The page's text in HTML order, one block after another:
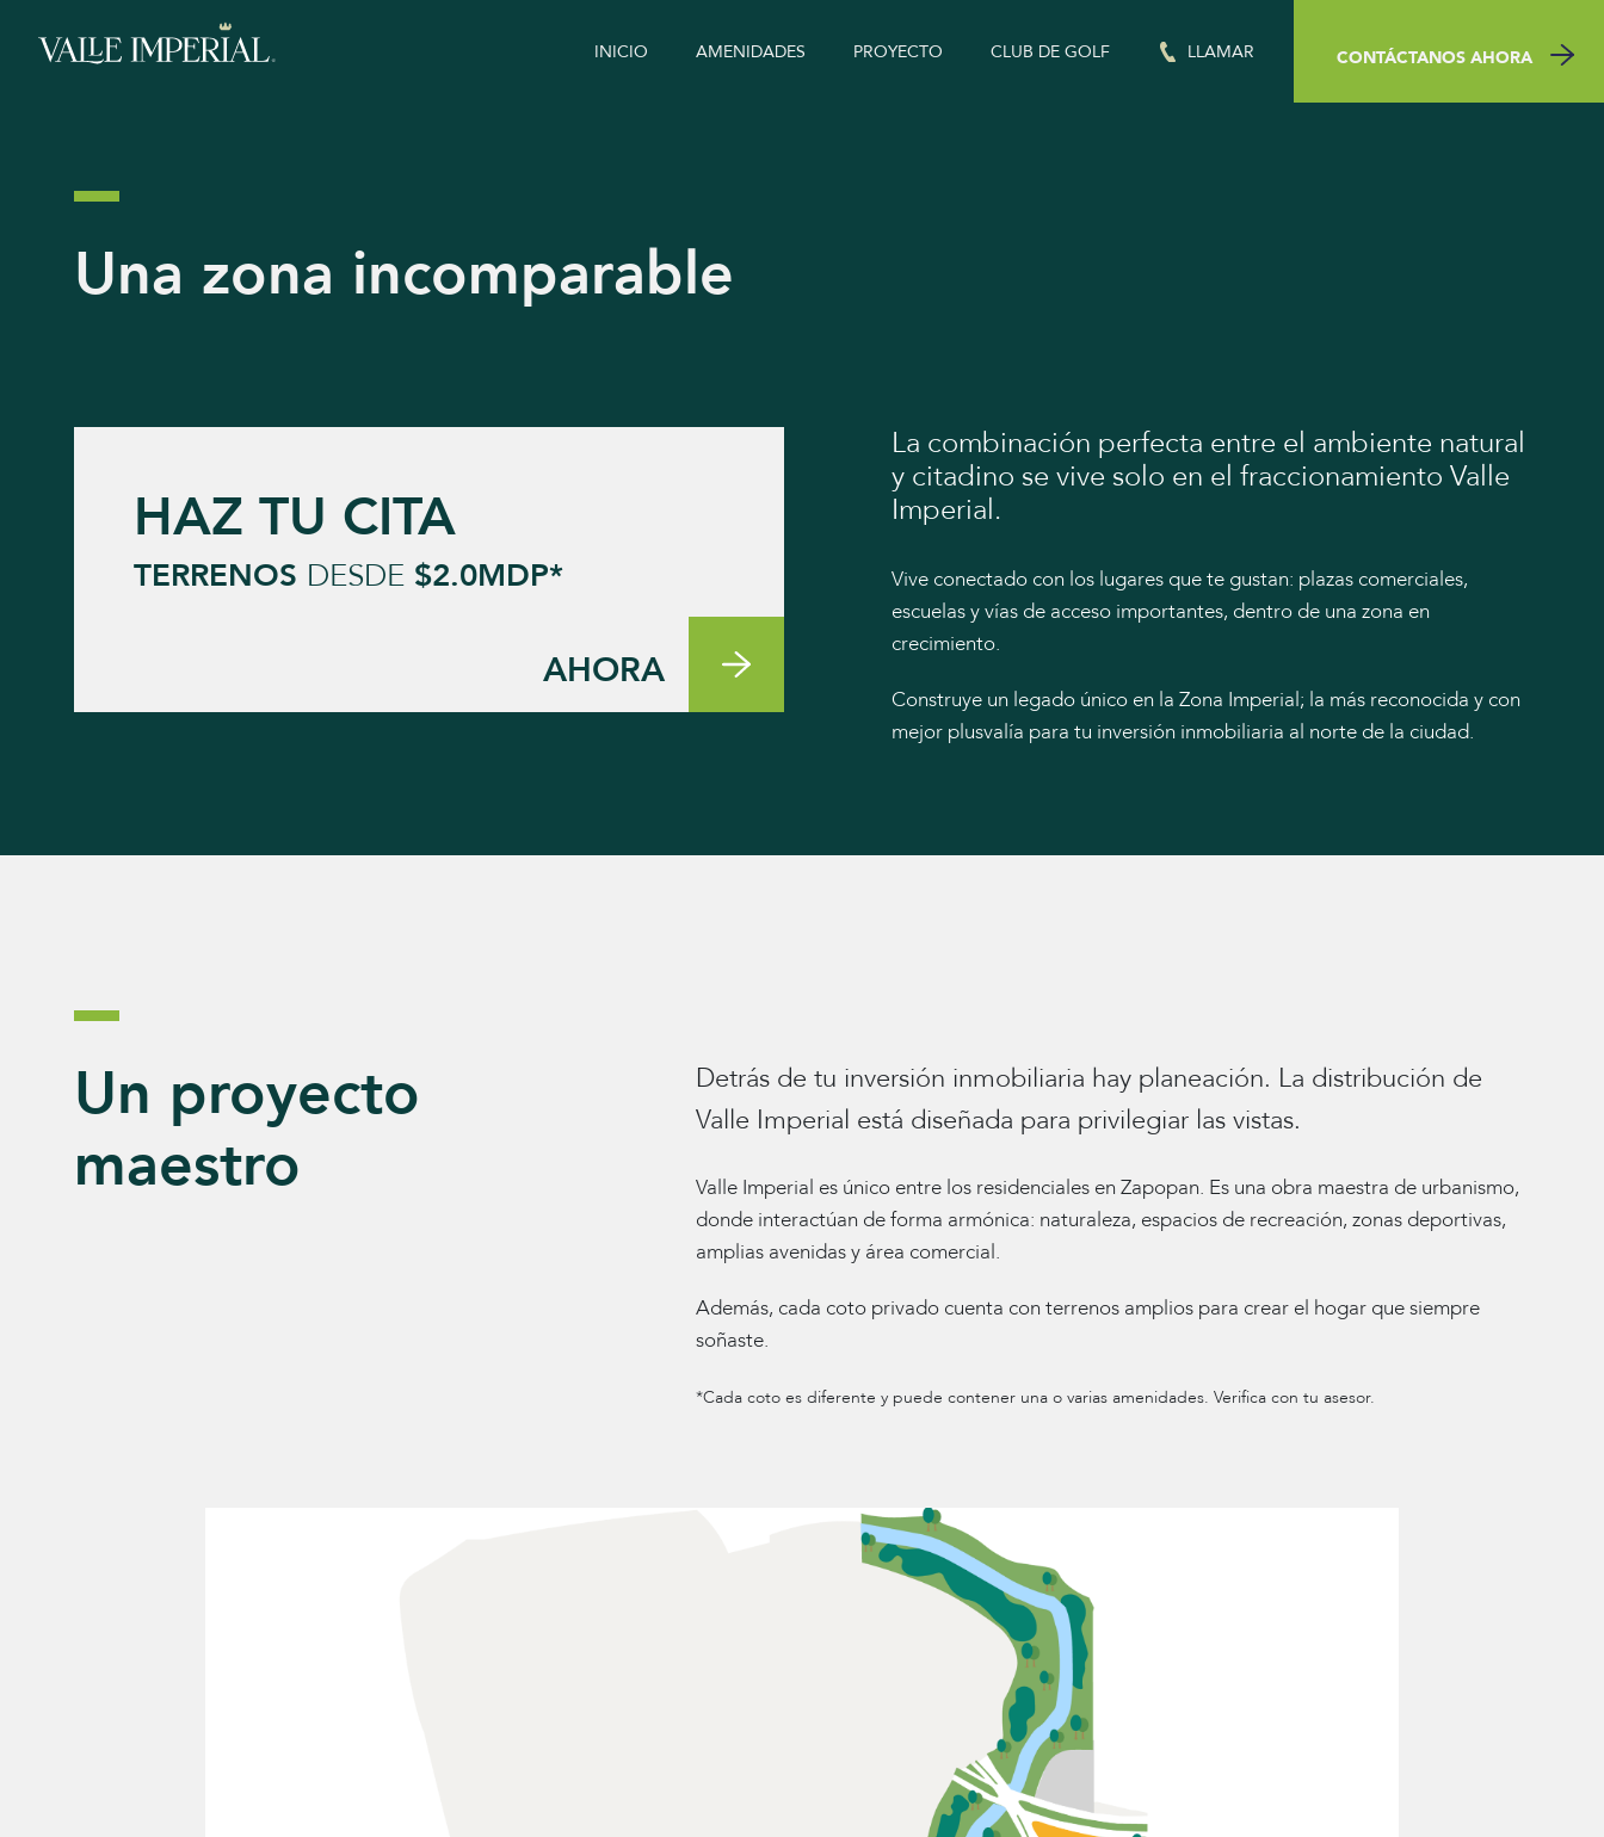
INICIO AMENIDADES PROYECTO CLUB DE GOLF CONTÁCTANOS AHORA
Una zona incomparable
HAZ TU CITA
TERRENOS DESDE $2.0MDP*
AHORA
La combinación perfecta entre el ambiente natural
y citadino se vive solo en el fraccionamiento Valle
Imperial.
Vive conectado con los lugares que te gustan: plazas comerciales,
escuelas y vías de acceso importantes, dentro de una zona en
crecimiento.
Construye un legado único en la Zona Imperial; la más reconocida y con
mejor plusvalía para tu inversión inmobiliaria al norte de la ciudad.
Un proyecto
maestro
Detrás de tu inversión inmobiliaria hay planeación. La distribución de
Valle Imperial está diseñada para privilegiar las vistas.
Valle Imperial es único entre los residenciales en Zapopan. Es una obra maestra de urbanismo,
donde interactúan de forma armónica: naturaleza, espacios de recreación, zonas deportivas,
amplias avenidas y área comercial.
Además, cada coto privado cuenta con terrenos amplios para crear el hogar que siempre
soñaste.
*Cada coto es diferente y puede contener una o varias amenidades. Verifica con tu asesor.